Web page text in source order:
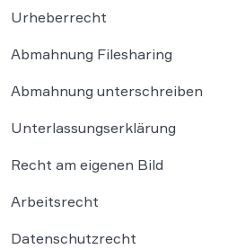
Urheberrecht
Abmahnung Filesharing
Abmahnung unterschreiben
Unterlassungserklärung
Recht am eigenen Bild
Arbeitsrecht
Datenschutzrecht